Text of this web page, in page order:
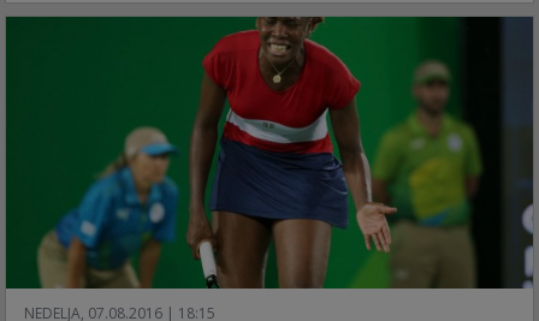
NEDELJA, 07.08.2016 | 18:15